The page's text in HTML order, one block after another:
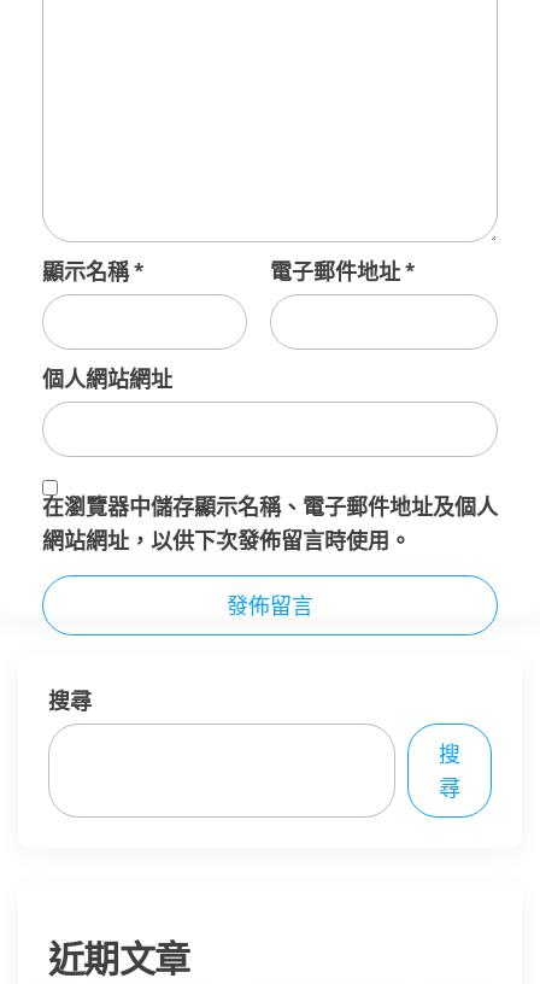
顯示名稱* 電子郵件地址*
個人網站網址
在瀏覽器中儲存顯示名稱、電子郵件地址及個人
網站網址，以供下次發佈留言時使用。
搜尋
搜
尋
近期文章